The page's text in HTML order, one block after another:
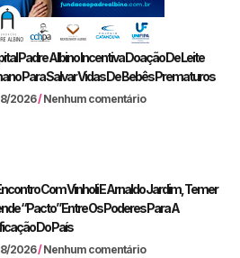
Padre Albino Incentiva Doação De Leite
Para Salvar Vidas De Bebês Prematuros
2026 Nenhum comentário
Com Vinholi E Arnaldo Jardim, Temer
“pacto” Entre Os Poderes Para A
Do País
2026 Nenhum comentário